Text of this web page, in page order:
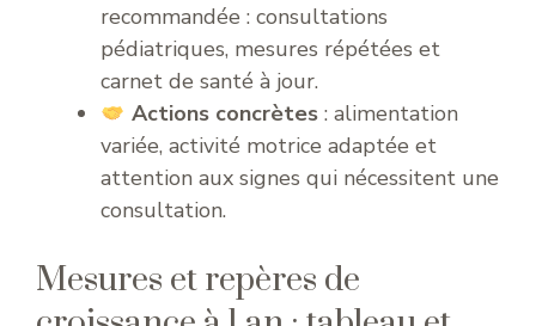
recommandée : consultations
pédiatriques, mesures répétées et
carnet de santé à jour.
Actions concrètes: alimentation
variée, activité motrice adaptée et
attention aux signes qui nécessitent une
consultation.
Mesures et repères de